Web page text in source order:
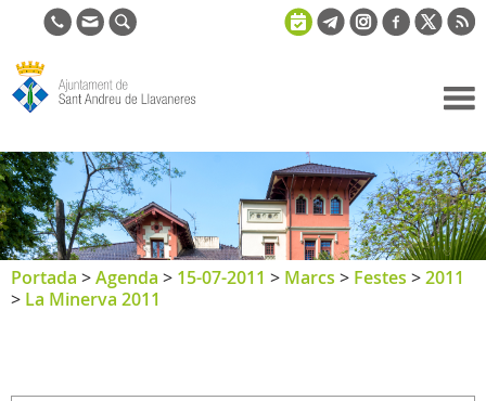
de Sant
Andreu de
Llavaneres
Portada >Agenda > 15-07-2011 > Marcs > Festes >2011
> La Minerva 2011